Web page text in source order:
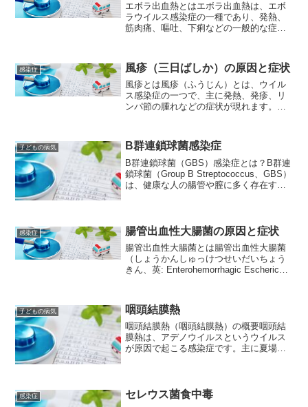
エボラ出血熱とはエボラ出血熱は、エボ
ラウイルス感染症の一種であり、発熱、
筋肉痛、嘔吐、下痢などの一般的な症状
こす重篤な病気です。エボラウイルス
は、主に野生動物から人間に...
感染症 風疹（三日ばしか）の原因と症状
風疹とは風疹（ふうじん）とは、ウイル
ス感染症の一つで、主に発熱、発疹、リ
ンパ節の腫れなどの症状が現れます。風
常は自然に治癒する病気ですが、妊娠初
期に感染した場合には、胎...
子どもの病気 B群連鎖球菌感染症
B群連鎖球菌（GBS）感染症とは？B群連
鎖球菌（Group B Streptococcus、GBS）
は、健康な人の腸管や膣に多く存在する
感染症 腸管出血性大腸菌の原因と症状
腸管出血性大腸菌とは腸管出血性大腸菌
（しょうかんしゅっけつせいだいちょう
きん、英: Enterohemorrhagic Escherichia
Enteroh...
子どもの病気 咽頭結膜熱
咽頭結膜熱（咽頭結膜熱）の概要咽頭結
膜熱は、アデノウイルスというウイルス
が原因で起こる感染症です。主に夏場に
は様々な場所での感染が報...
感染症 セレウス菌食中毒